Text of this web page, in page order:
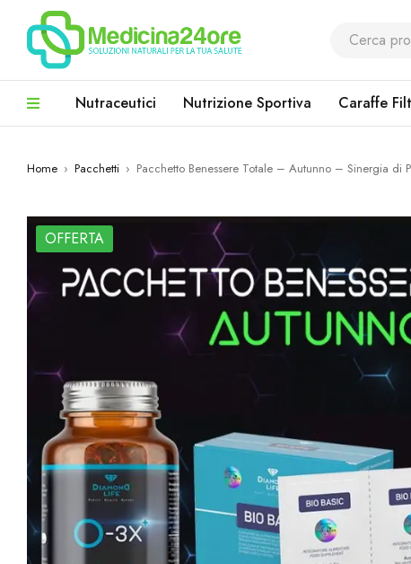
Nutraceutici Nutrizione Sportiva Caraffe
Home › Pacchetti › Pacchetto Benessere Totale – Autunno – Sinergia di
OFFERTA